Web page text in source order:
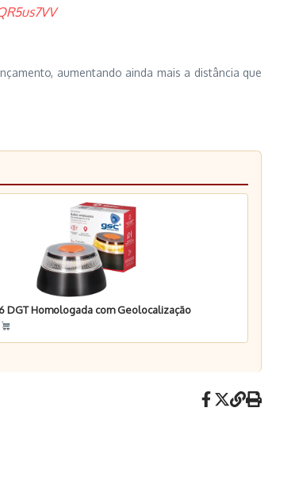
aumentando ainda mais a distância que
DGT Homologada com Geolocalização